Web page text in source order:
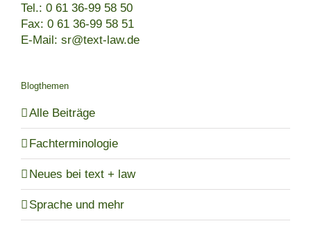
Tel.: 0 61 36-99 58 50
Fax: 0 61 36-99 58 51
E-Mail: sr@text-law.de
Blogthemen
Alle Beiträge
Fachterminologie
Neues bei text + law
Sprache und mehr